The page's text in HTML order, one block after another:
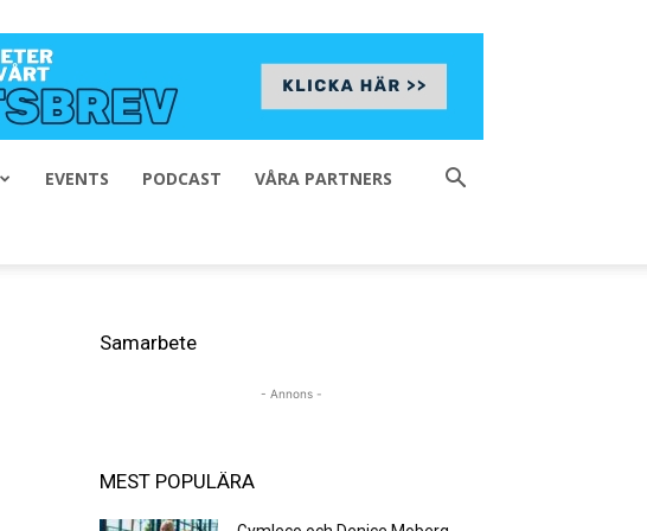
EVENTS PODCAST VÅRA PARTNERS
Samarbete
- Annons -
MEST POPULÄRA